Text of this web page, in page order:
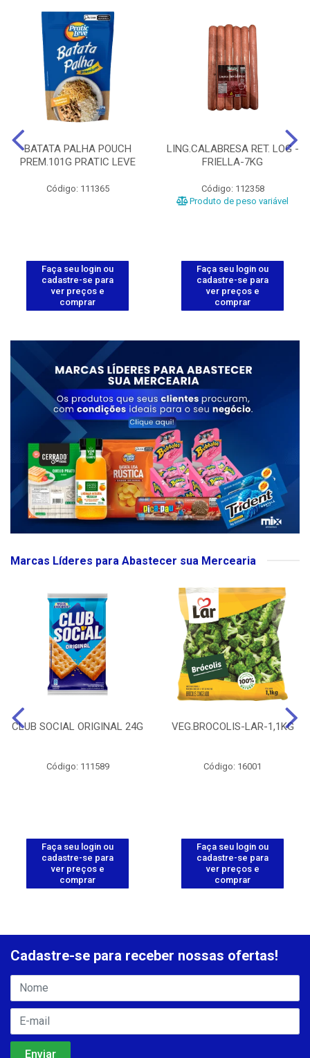
BATATA PALHA POUCH
PREM.101G PRATIC LEVE
Código: 111365
Faça seu login ou
cadastre-se para
ver preços e
comprar
LING.CALABRESA RET. LOG -
FRIELLA-7KG
Código: 112358
Produto de peso variável
Faça seu login ou
cadastre-se para
ver preços e
comprar
Marcas Líderes para Abastecer sua Mercearia
CLUB SOCIAL ORIGINAL 24G
Código: 111589
Faça seu login ou
cadastre-se para
ver preços e
comprar
VEG.BROCOLIS-LAR-1,1KG
Código: 16001
Faça seu login ou
cadastre-se para
ver preços e
comprar
Cadastre-se para receber nossas ofertas!